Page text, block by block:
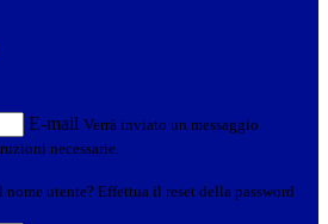
E-mail Verrà inviato un messaggio
necessarie.
utente? Effettua il reset della password